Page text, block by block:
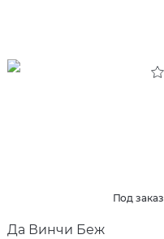
Под заказ
Да Винчи Беж